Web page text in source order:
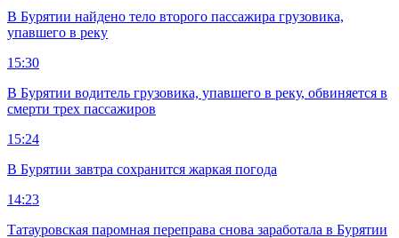
В Бурятии найдено тело второго пассажира грузовика,
упавшего в реку
15:30
В Бурятии водитель грузовика, упавшего в реку, обвиняется в
смерти трех пассажиров
15:24
В Бурятии завтра сохранится жаркая погода
14:23
Татауровская паромная переправа снова заработала в Бурятии